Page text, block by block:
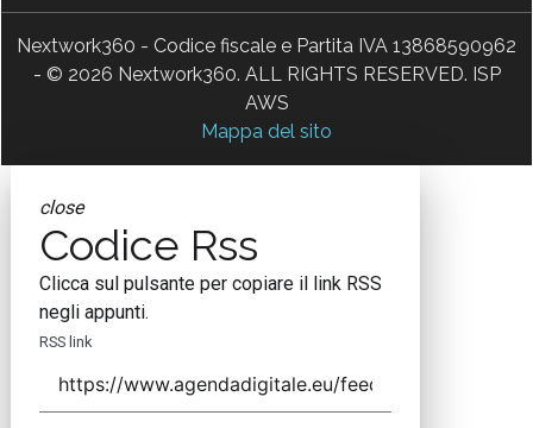
Nextwork360 - Codice fiscale e Partita IVA 13868590962
- © 2026 Nextwork360. ALL RIGHTS RESERVED. ISP
AWS
Mappa del sito
close
Codice Rss
Clicca sul pulsante per copiare il link RSS
negli appunti.
RSS link